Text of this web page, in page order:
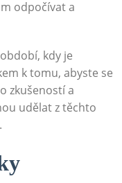
odpočívat a
kdy je
k tomu, abyste se
zkušeností a
udělat z těchto